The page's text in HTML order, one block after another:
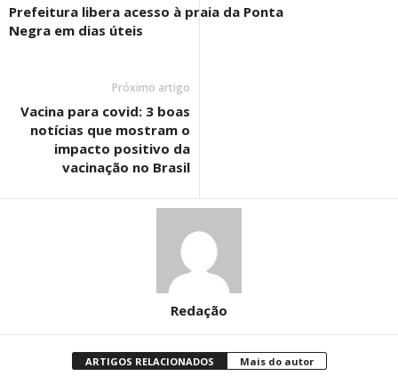
Prefeitura libera acesso à praia da Ponta
Negra em dias úteis
Próximo artigo
Vacina para covid: 3 boas
notícias que mostram o
impacto positivo da
vacinação no Brasil
Redação
ARTIGOS RELACIONADOS Mais do autor